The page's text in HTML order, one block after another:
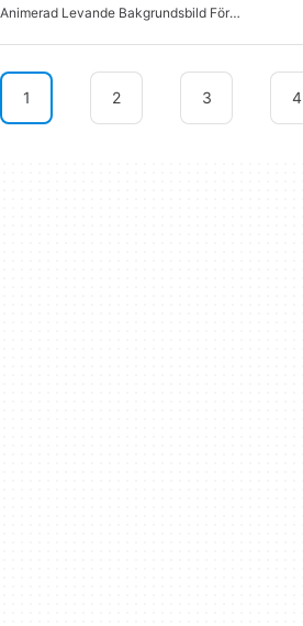
Animerad Levande Bakgrundsbild För Android
1 2 3 4